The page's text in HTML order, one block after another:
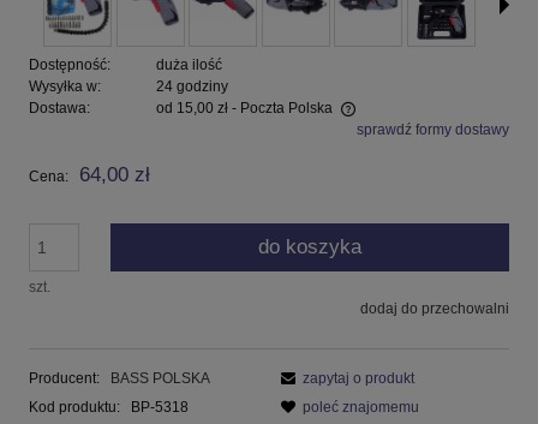
Dostępność:
duża ilość
Wysyłka w:
24 godziny
Dostawa:
od 15,00 zł - Poczta Polska
Cena nie zawiera ewentualnych kosztów płatnościsprawdź formy dostawy
Cena: 64,00 zł
szt.
do koszyka
dodaj do przechowalni
Producent:
BASS POLSKA
Kod produktu:
BP-5318
zapytaj o produkt
poleć znajomemu